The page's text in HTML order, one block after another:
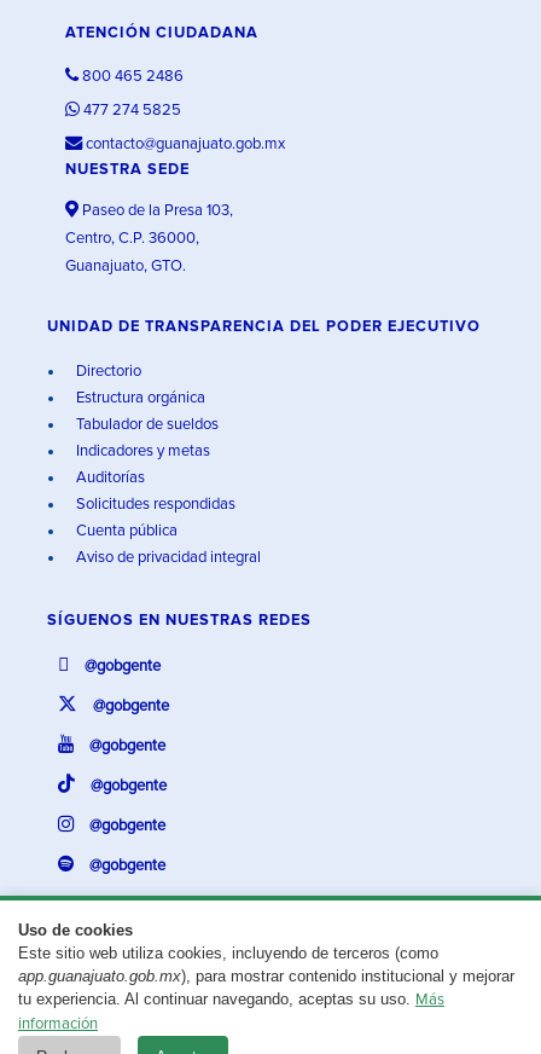
Uso de cookies
Este sitio web utiliza cookies, incluyendo de terceros (como
app.guanajuato.gob.mx), para mostrar contenido institucional y mejorar
tu experiencia. Al continuar navegando, aceptas su uso. Más
información
ATENCIÓN CIUDADANA
800 465 2486
477 274 5825
contacto@guanajuato.gob.mx
NUESTRA SEDE
Paseo de la Presa 103,
Centro, C.P. 36000,
Guanajuato, GTO.
UNIDAD DE TRANSPARENCIA DEL PODER EJECUTIVO
Directorio
Estructura orgánica
Tabulador de sueldos
Indicadores y metas
Auditorías
Solicitudes respondidas
Cuenta pública
Aviso de privacidad integral
SÍGUENOS EN NUESTRAS REDES
@gobgente
@gobgente
@gobgente
@gobgente
@gobgente
@gobgente
¿Existe algún problema con esta página?Repórtalo aquí.
Aviso legal